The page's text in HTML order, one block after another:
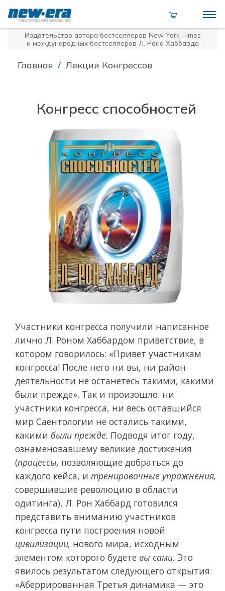
Издательство автора бестселлеров New York Times
и международных бестселлеров Л. Рона Хаббарда
Главная / Лекции Конгрессов
Конгресс способностей
Участники конгресса получили написанное
лично Л. Роном Хаббардом приветствие, в
котором говорилось: «Привет участникам
конгресса! После него ни вы, ни район
деятельности не останетесь такими, какими
были прежде». Так и произошло: ни
участники конгресса, ни весь оставшийся
мир Саентологии не остались такими,
какими были прежде. Подводя итог году,
ознаменовавшему великие достижения
(процессы, позволяющие добраться до
каждого кейса, и тренировочные упражнения,
совершившие революцию в области
одитинга), Л. Рон Хаббард готовился
представить вниманию участников
конгресса пути построения новой
цивилизации, нового мира, исходным
элементом которого будете вы сами. Это
явилось результатом следующего открытия:
«Аберрированная Третья динамика — это